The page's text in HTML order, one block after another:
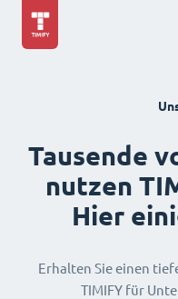
Tausende
nutzen
Hier
Erhalten Sie einen
TIMIFY für